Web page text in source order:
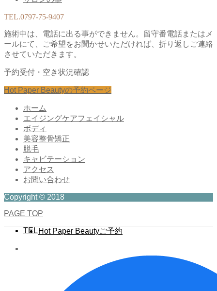
TEL.0797-75-9407
施術中は、電話に出る事ができません。留守番電話またはメ
ールにて、ご希望をお聞かせいただければ、折り返しご連絡
させていただきます。
予約受付・空き状況確認
Hot Paper Beautyの予約ページ
ホーム
エイジングケアフェイシャル
ボディ
美容整骨矯正
脱毛
キャビテーション
アクセス
お問い合わせ
Copyright © 2018
PAGE TOP
TEL Hot Paper Beautyご予約